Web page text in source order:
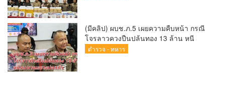
(มีคลิป) ผบช.ภ.5 เผยความคืบหน้า กรณี
โจรลาวควงปืนปล้นทอง 13 ล้าน หนี
กบดานแขวงบ่อแก้ว
ตำรวจ - ทหาร